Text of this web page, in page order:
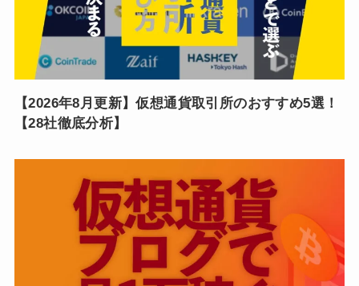
【2026年8月更新】仮想通貨取引所のおすすめ5選！
【28社徹底分析】